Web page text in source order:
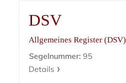
DSV
Allgemeines Register (DSV)
Segelnummer: 95
Details